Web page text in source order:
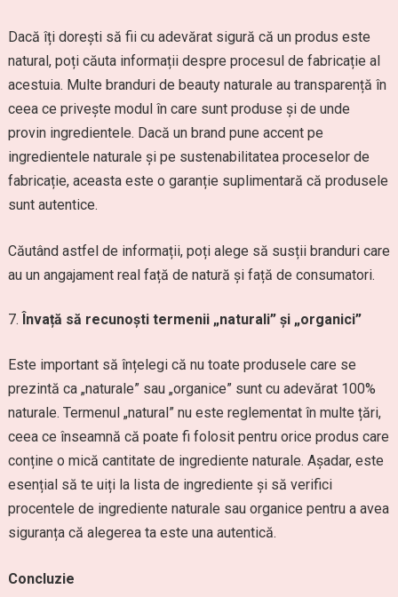
Dacă îți dorești să fii cu adevărat sigură că un produs este
natural, poți căuta informații despre procesul de fabricație al
acestuia. Multe branduri de beauty naturale au transparență în
ceea ce privește modul în care sunt produse și de unde
provin ingredientele. Dacă un brand pune accent pe
ingredientele naturale și pe sustenabilitatea proceselor de
fabricație, aceasta este o garanție suplimentară că produsele
sunt autentice.
Căutând astfel de informații, poți alege să susții branduri care
au un angajament real față de natură și față de consumatori.
Învață să recunoști termenii „naturali” și „organici”
Este important să înțelegi că nu toate produsele care se
prezintă ca „naturale” sau „organice” sunt cu adevărat 100%
naturale. Termenul „natural” nu este reglementat în multe țări,
ceea ce înseamnă că poate fi folosit pentru orice produs care
conține o mică cantitate de ingrediente naturale. Așadar, este
esențial să te uiți la lista de ingrediente și să verifici
procentele de ingrediente naturale sau organice pentru a avea
siguranța că alegerea ta este una autentică.
Concluzie